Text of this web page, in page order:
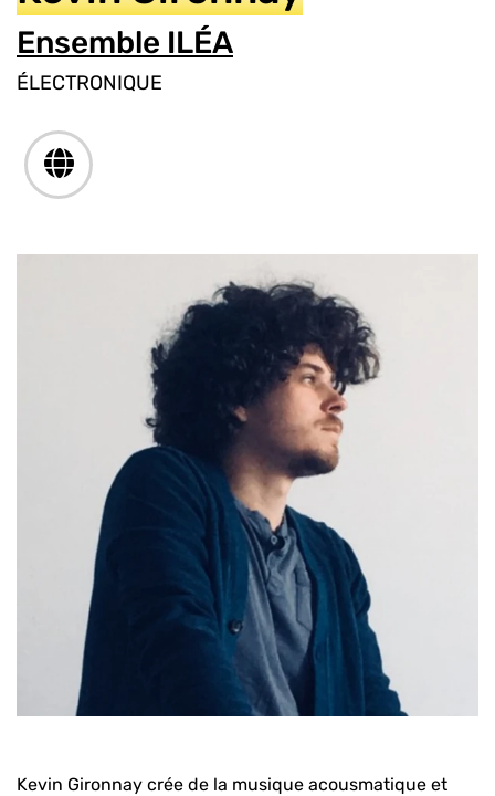
Ensemble ILÉA
ÉLECTRONIQUE
Kevin Gironnay crée de la musique acousmatique et